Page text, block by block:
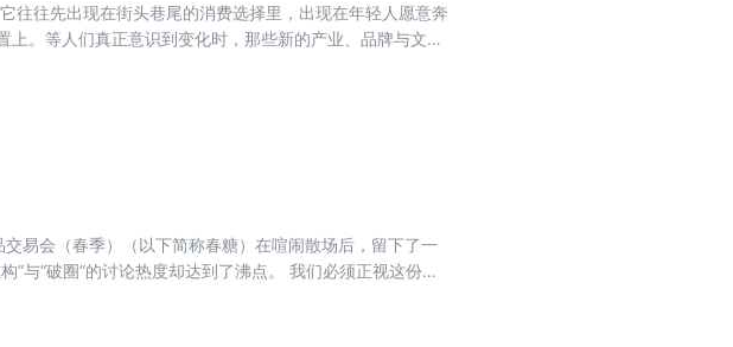
往往先出现在街头巷尾的消费选择里，出现在年轻人愿意奔
。等人们真正意识到变化时，那些新的产业、品牌与文化
长出内容产业和情绪经济；既保留着中原文化的朴实底
到的是“人口大省”“农业大省”“劳务输出大省”。这些标签当
南，正在变得更加立体。这里不仅能生产商品，也开始生产
品牌与IP；不仅有传统工业体系，也正在长出属于新时代
企业的偶然成功，也不是某个风口带来的短暂热闹，而是
来自零售，有的来自制造，有的来自文旅与内容产业。它
易会（春季）（以下简称春糖）在喧闹散场后，留下了一
”与“破圈”的讨论热度却达到了沸点。 我们必须正视这份